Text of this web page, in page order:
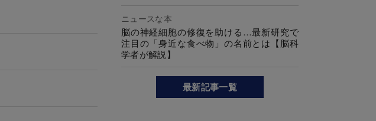
ニュースな本
脳の神経細胞の修復を助ける…最新研究で
注目の「身近な食べ物」の名前とは【脳科
学者が解説】
最新記事一覧